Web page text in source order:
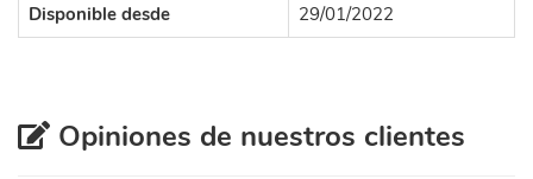
Disponible desde
29/01/2022
Opiniones de nuestros clientes